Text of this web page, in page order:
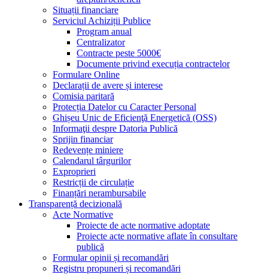
Situații financiare
Serviciul Achiziții Publice
Program anual
Centralizator
Contracte peste 5000€
Documente privind execuția contractelor
Formulare Online
Declarații de avere și interese
Comisia paritară
Protecția Datelor cu Caracter Personal
Ghișeu Unic de Eficienţă Energetică (OSS)
Informaţii despre Datoria Publică
Sprijin financiar
Redevențe miniere
Calendarul târgurilor
Exproprieri
Restricții de circulație
Finanțări nerambursabile
Transparență decizională
Acte Normative
Proiecte de acte normative adoptate
Proiecte acte normative aflate în consultare
publică
Formular opinii și recomandări
Registru propuneri și recomandări